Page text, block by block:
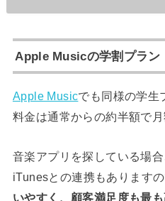
Apple Musicの学割プラン
Apple Musicでも同様の学生
料金は通常からの約半額で月
音楽アプリを探している場
iTunesとの連携もありますの
いやすく、顧客満足度も最